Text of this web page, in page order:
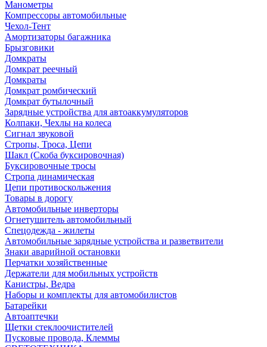
Манометры
Компрессоры автомобильные
Чехол-Тент
Амортизаторы багажника
Брызговики
Домкраты
Домкрат реечный
Домкраты
Домкрат ромбический
Домкрат бутылочный
Зарядные устройства для автоаккумуляторов
Колпаки, Чехлы на колеса
Сигнал звуковой
Стропы, Троса, Цепи
Шакл (Скоба буксировочная)
Буксировочные тросы
Стропа динамическая
Цепи противоскольжения
Товары в дорогу
Автомобильные инверторы
Огнетушитель автомобильный
Спецодежда - жилеты
Автомобильные зарядные устройства и разветвители
Знаки аварийной остановки
Перчатки хозяйственные
Держатели для мобильных устройств
Канистры, Ведра
Наборы и комплекты для автомобилистов
Батарейки
Автоаптечки
Щетки стеклоочистителей
Пусковые провода, Клеммы